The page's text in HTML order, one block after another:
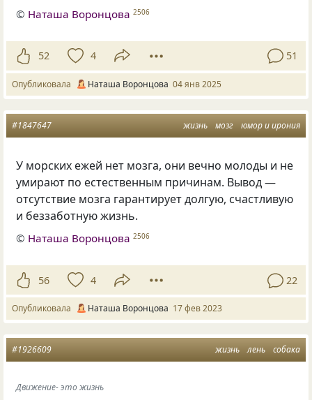
© Наташа Воронцова 2506
52 4 51
Опубликовала Наташа Воронцова 04 янв 2025
жизнь мозг юмор и ирония
#1847647
У морских ежей нет мозга, они вечно молоды и не
умирают по естественным причинам. Вывод —
отсутствие мозга гарантирует долгую, счастливую
и беззаботную жизнь.
© Наташа Воронцова 2506
56 4 22
Опубликовала Наташа Воронцова 17 фев 2023
жизнь лень собака
#1926609
Движение- это жизнь